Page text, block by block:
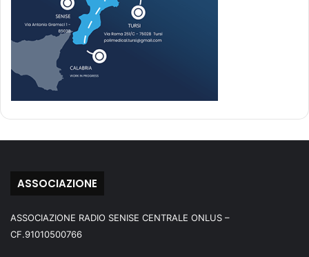
ASSOCIAZIONE
ASSOCIAZIONE RADIO SENISE CENTRALE ONLUS –
CF.91010500766